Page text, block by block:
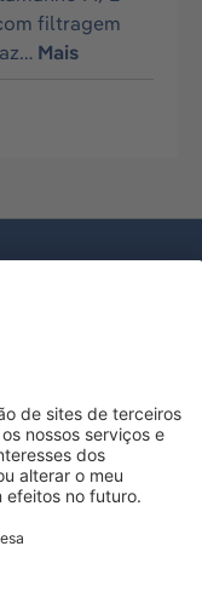
filtragem
Mais